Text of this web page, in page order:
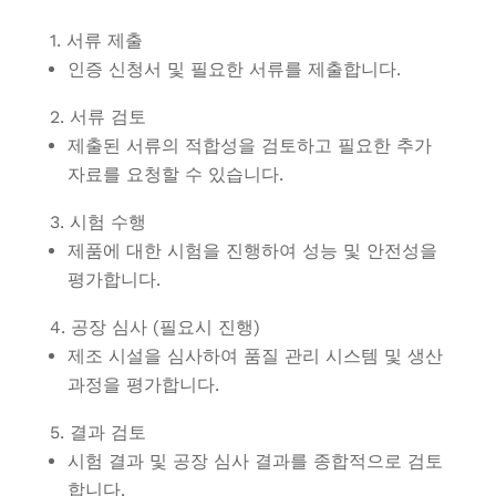
1. 서류 제출
인증 신청서 및 필요한 서류를 제출합니다.
2. 서류 검토
제출된 서류의 적합성을 검토하고 필요한 추가
자료를 요청할 수 있습니다.
3. 시험 수행
제품에 대한 시험을 진행하여 성능 및 안전성을
평가합니다.
4. 공장 심사 (필요시 진행)
제조 시설을 심사하여 품질 관리 시스템 및 생산
과정을 평가합니다.
5. 결과 검토
시험 결과 및 공장 심사 결과를 종합적으로 검토
합니다.